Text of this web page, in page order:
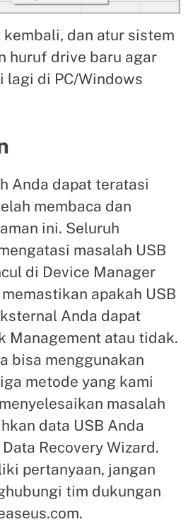
kembali, dan atur sistem
huruf drive baru agar
lagi di PC/Windows
Anda dapat teratasi
membaca dan
ini. Seluruh
masalah USB
di Device Manager
apakah USB
Anda dapat
Management atau tidak.
bisa menggunakan
metode yang kami
masalah
data USB Anda
Recovery Wizard.
pertanyaan, jangan
tim dukungan